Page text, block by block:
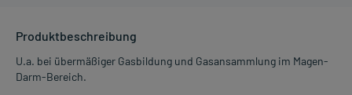
Produktbeschreibung
U.a. bei übermäßiger Gasbildung und Gasansammlung im Magen-
Darm-Bereich.